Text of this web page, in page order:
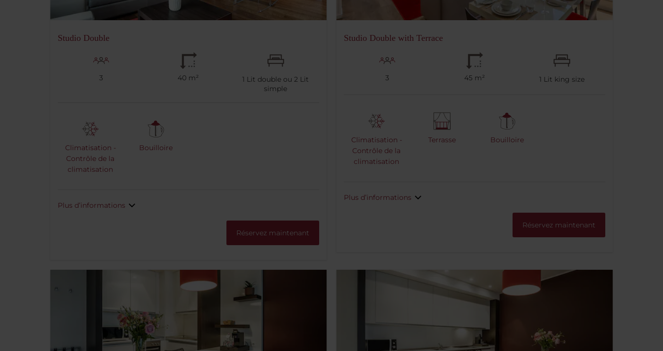
Studio Double
3 40 m² 1 Lit double ou2 Lit
simple
Climatisation -
Contrôle de la
climatisation
Bouilloire
Plus d’informations
Réservez maintenant
Studio Double with Terrace
3 45 m² 1 Lit king size
Climatisation -
Contrôle de la
climatisation
Terrasse Bouilloire
Plus d’informations
Réservez maintenant